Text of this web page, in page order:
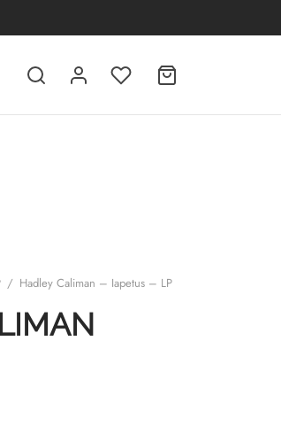
/ Hadley Caliman – Iapetus – LP